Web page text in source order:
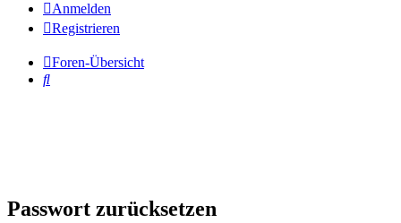
Anmelden
Registrieren
Foren-Übersicht
Suche
Passwort zurücksetzen